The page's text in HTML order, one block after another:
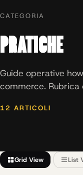
CATEGORIA
PRATICHE
Guide operative
commerce. Rubrica
12 ARTICOLI
Grid View List